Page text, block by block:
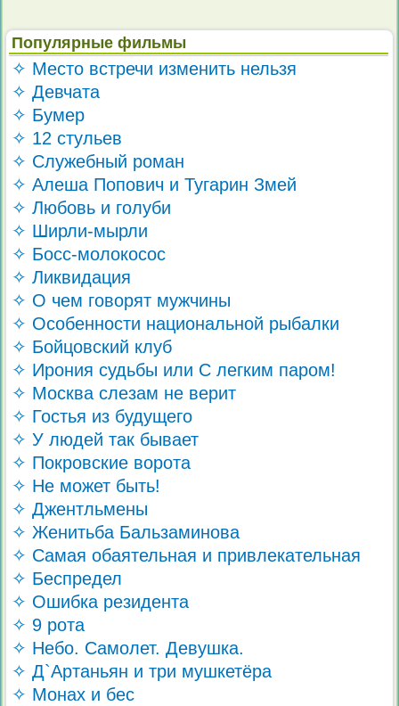
Популярные фильмы
✧ Место встречи изменить нельзя
✧ Девчата
✧ Бумер
✧ 12 стульев
✧ Служебный роман
✧ Алеша Попович и Тугарин Змей
✧ Любовь и голуби
✧ Ширли-мырли
✧ Босс-молокосос
✧ Ликвидация
✧ О чем говорят мужчины
✧ Особенности национальной рыбалки
✧ Бойцовский клуб
✧ Ирония судьбы или С легким паром!
✧ Москва слезам не верит
✧ Гостья из будущего
✧ У людей так бывает
✧ Покровские ворота
✧ Не может быть!
✧ Джентльмены
✧ Женитьба Бальзаминова
✧ Самая обаятельная и привлекательная
✧ Беспредел
✧ Ошибка резидента
✧ 9 рота
✧ Небо. Самолет. Девушка.
✧ Д`Артаньян и три мушкетёра
✧ Монах и бес